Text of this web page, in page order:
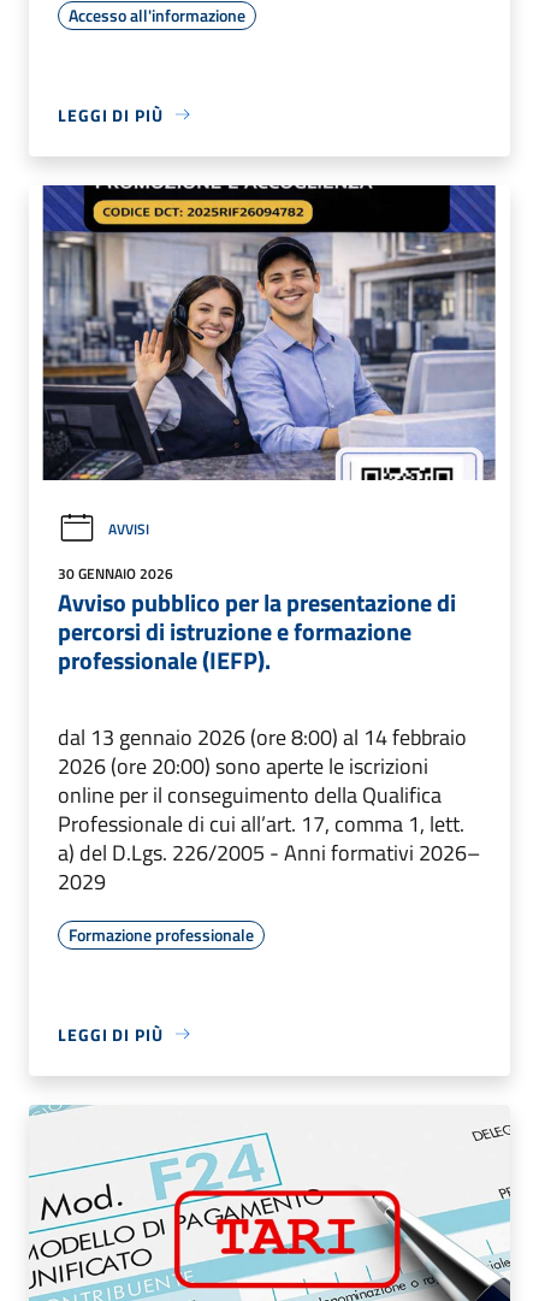
Accesso all'informazione
LEGGI DI PIÙ
AVVISI
30 GENNAIO 2026
Avviso pubblico per la presentazione di
percorsi di istruzione e formazione
professionale (IEFP).
dal 13 gennaio 2026 (ore 8:00) al 14 febbraio
2026 (ore 20:00) sono aperte le iscrizioni
online per il conseguimento della Qualifica
Professionale di cui all’art. 17, comma 1, lett.
a) del D.Lgs. 226/2005 - Anni formativi 2026–
2029
Formazione professionale
LEGGI DI PIÙ